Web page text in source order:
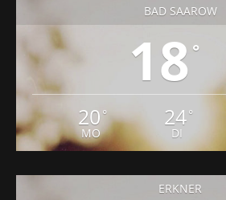
BAD SAAROW
18 °
20 °
MO
24°
DI
ERKNER